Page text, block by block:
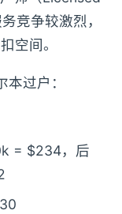
竞争较激烈，
空间。
过户：
= $234，后